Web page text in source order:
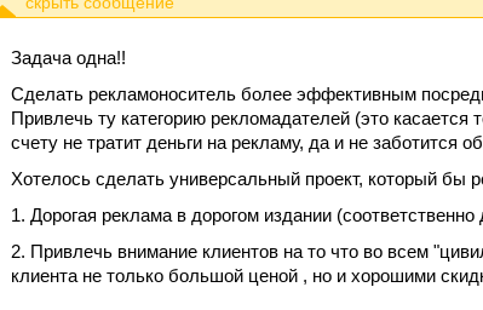
Задача одна!!
Сделать рекламоноситель более эффективным
Привлечь ту категорию рекломадателей (это
счету не тратит деньги на рекламу, да и не заботится
Хотелось сделать универсальный проект, который бы
1. Дорогая реклама в дорогом издании
2. Привлечь внимание клиентов на то что во всем
клиента не только большой ценой , но и хорошими